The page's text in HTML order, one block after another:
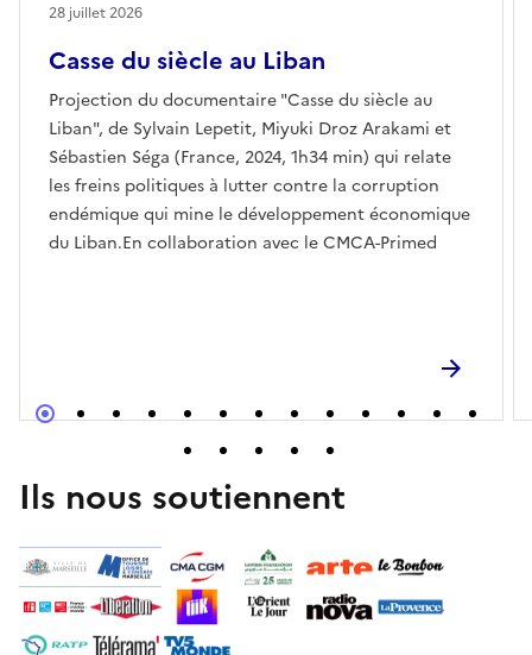
Casse du siècle au Liban
Projection du documentaire "Casse du siècle au
Liban", de Sylvain Lepetit, Miyuki Droz Arakami et
Sébastien Séga (France, 2024, 1h34 min) qui relate
les freins politiques à lutter contre la corruption
endémique qui mine le développement économique
du Liban.En collaboration avec le CMCA-Primed
28 juillet 2026
Ils nous soutiennent